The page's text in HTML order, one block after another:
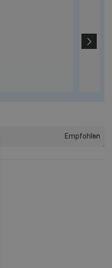
Empfohlen